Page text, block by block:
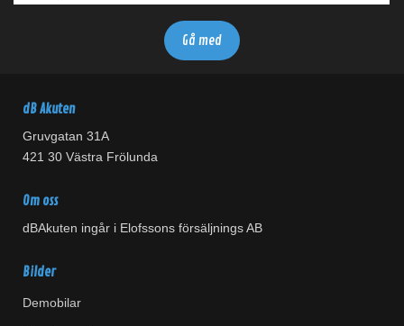
dB Akuten
Gruvgatan 31A
421 30 Västra Frölunda
Om oss
dBAkuten ingår i Elofssons försäljnings AB
Bilder
Demobilar